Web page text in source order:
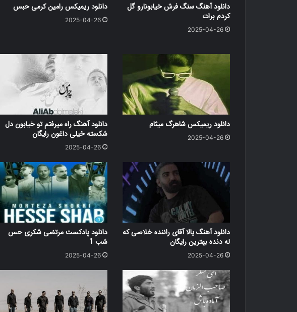
دانلود آهنگ سنگ فرش خیابونارو گل
کردم برات
2025-04-26
دانلود ریمیکس رامین کرمی حبس
2025-04-26
دانلود ریمیکس شاهرگ میثام
2025-04-26
دانلود آهنگ راه میرفتم تو خیابون دل
شکسته خیلی داغون رایگان
2025-04-26
دانلود آهنگ یالا آقای راننده خلاصی که
له دنده بهترین رایگان
2025-04-26
دانلود پادکست مرتضی شکری حس
شب 1
2025-04-26